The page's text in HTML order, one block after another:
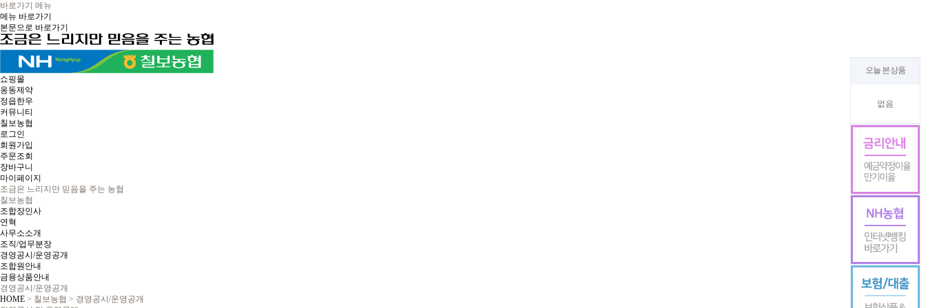
바로가기 메뉴
메뉴 바로가기
본문으로 바로가기
오늘 본 상품
없음
쇼핑몰
옹동제약
정읍한우
커뮤니티
칠보농협
로그인
회원가입
주문조회
장바구니
마이페이지
조금은 느리지만 믿음을 주는 농협
칠보농협
조합장인사
연혁
사무소소개
조직/업무분장
경영공시/운영공개
조합원안내
금융상품안내
경영공시/운영공개
HOME > 칠보농협 > 경영공시/운영공개